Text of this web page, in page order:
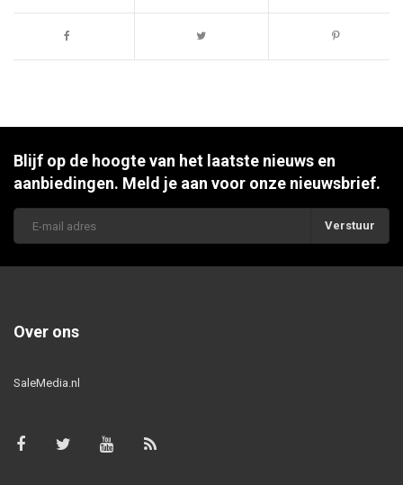
Blijf op de hoogte van het laatste nieuws en
aanbiedingen. Meld je aan voor onze nieuwsbrief.
Verstuur
Over ons
SaleMedia.nl